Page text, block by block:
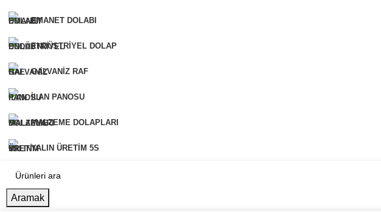
EMANET DOLABI
ENDÜSTRIYEL DOLAP
GALVANIZ RAF
İLAN PANOSU
MALZEME DOLAPLARI
YALIN ÜRETIM 5S
Aramak